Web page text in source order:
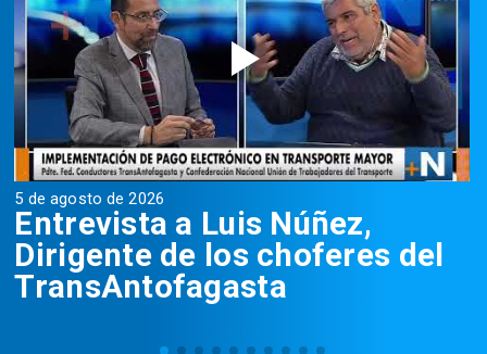
5 de agosto de 2026
Entrevista a Luis Núñez,
Dirigente de los choferes del
TransAntofagasta